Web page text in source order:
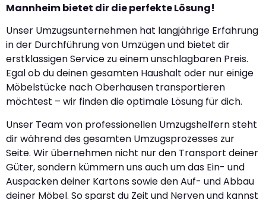
Mannheim bietet dir die perfekte Lösung!
Unser Umzugsunternehmen hat langjährige Erfahrung
in der Durchführung von Umzügen und bietet dir
erstklassigen Service zu einem unschlagbaren Preis.
Egal ob du deinen gesamten Haushalt oder nur einige
Möbelstücke nach Oberhausen transportieren
möchtest – wir finden die optimale Lösung für dich.
Unser Team von professionellen Umzugshelfern steht
dir während des gesamten Umzugsprozesses zur
Seite. Wir übernehmen nicht nur den Transport deiner
Güter, sondern kümmern uns auch um das Ein- und
Auspacken deiner Kartons sowie den Auf- und Abbau
deiner Möbel. So sparst du Zeit und Nerven und kannst